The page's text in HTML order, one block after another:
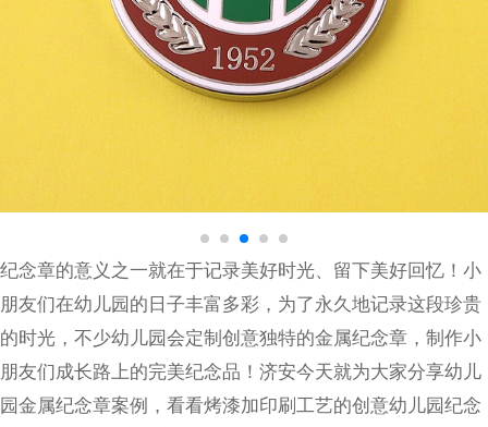
纪念章的意义之一就在于记录美好时光、留下美好回忆！小
朋友们在幼儿园的日子丰富多彩，为了永久地记录这段珍贵
的时光，不少幼儿园会定制创意独特的金属纪念章，制作小
朋友们成长路上的完美纪念品！济安今天就为大家分享幼儿
园金属纪念章案例，看看烤漆加印刷工艺的创意幼儿园纪念